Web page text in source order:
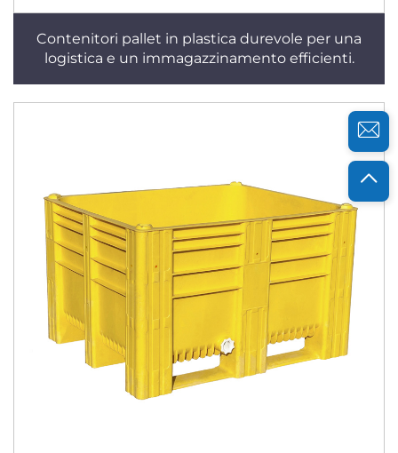
Contenitori pallet in plastica durevole per una
logistica e un immagazzinamento efficienti.